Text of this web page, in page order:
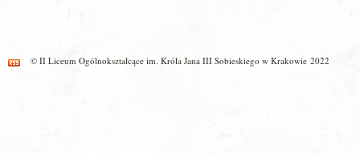
© II Liceum Ogólnokształcące im. Króla Jana III Sobieskiego w Krakowie 2022